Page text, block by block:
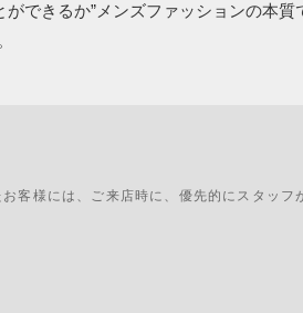
できるか”メンズファッションの本質
客様には、ご来店時に、優先的にスタッフ